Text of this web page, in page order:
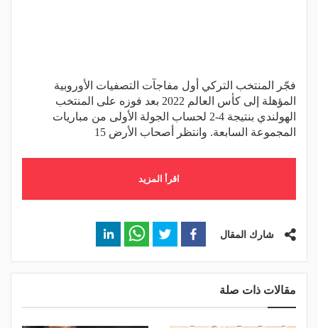
فجّر المنتخب التركي أول مفاجآت التصفيات الأوروبية
المؤهلة إلى كأس العالم 2022 بعد فوزه على المنتخب
الهولندي بنتيجة 4-2 لحساب الجولة الأولى من مباريات
المجموعة السابعة. وانتظر أصحاب الأرض 15
اقرأ المزيد
شارك المقال
مقالات ذات صلة